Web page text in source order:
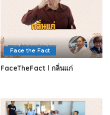
Face the Fact
FaceTheFact l กลิ่นแก่